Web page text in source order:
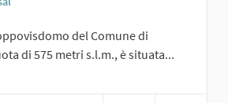
del Comune di
di 575 metri s.l.m., è situata...